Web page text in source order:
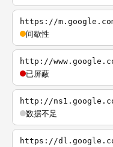
https://
间歇性
http://
已屏蔽
http://
数据不足
https://